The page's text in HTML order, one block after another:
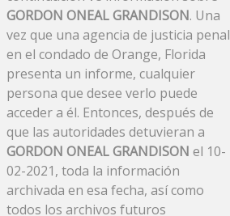
GORDON ONEAL GRANDISON. Una
vez que una agencia de justicia penal
en el condado de Orange, Florida
presenta un informe, cualquier
persona que desee verlo puede
acceder a él. Entonces, después de
que las autoridades detuvieran a
GORDON ONEAL GRANDISON el 10-
02-2021, toda la información
archivada en esa fecha, así como
todos los archivos futuros